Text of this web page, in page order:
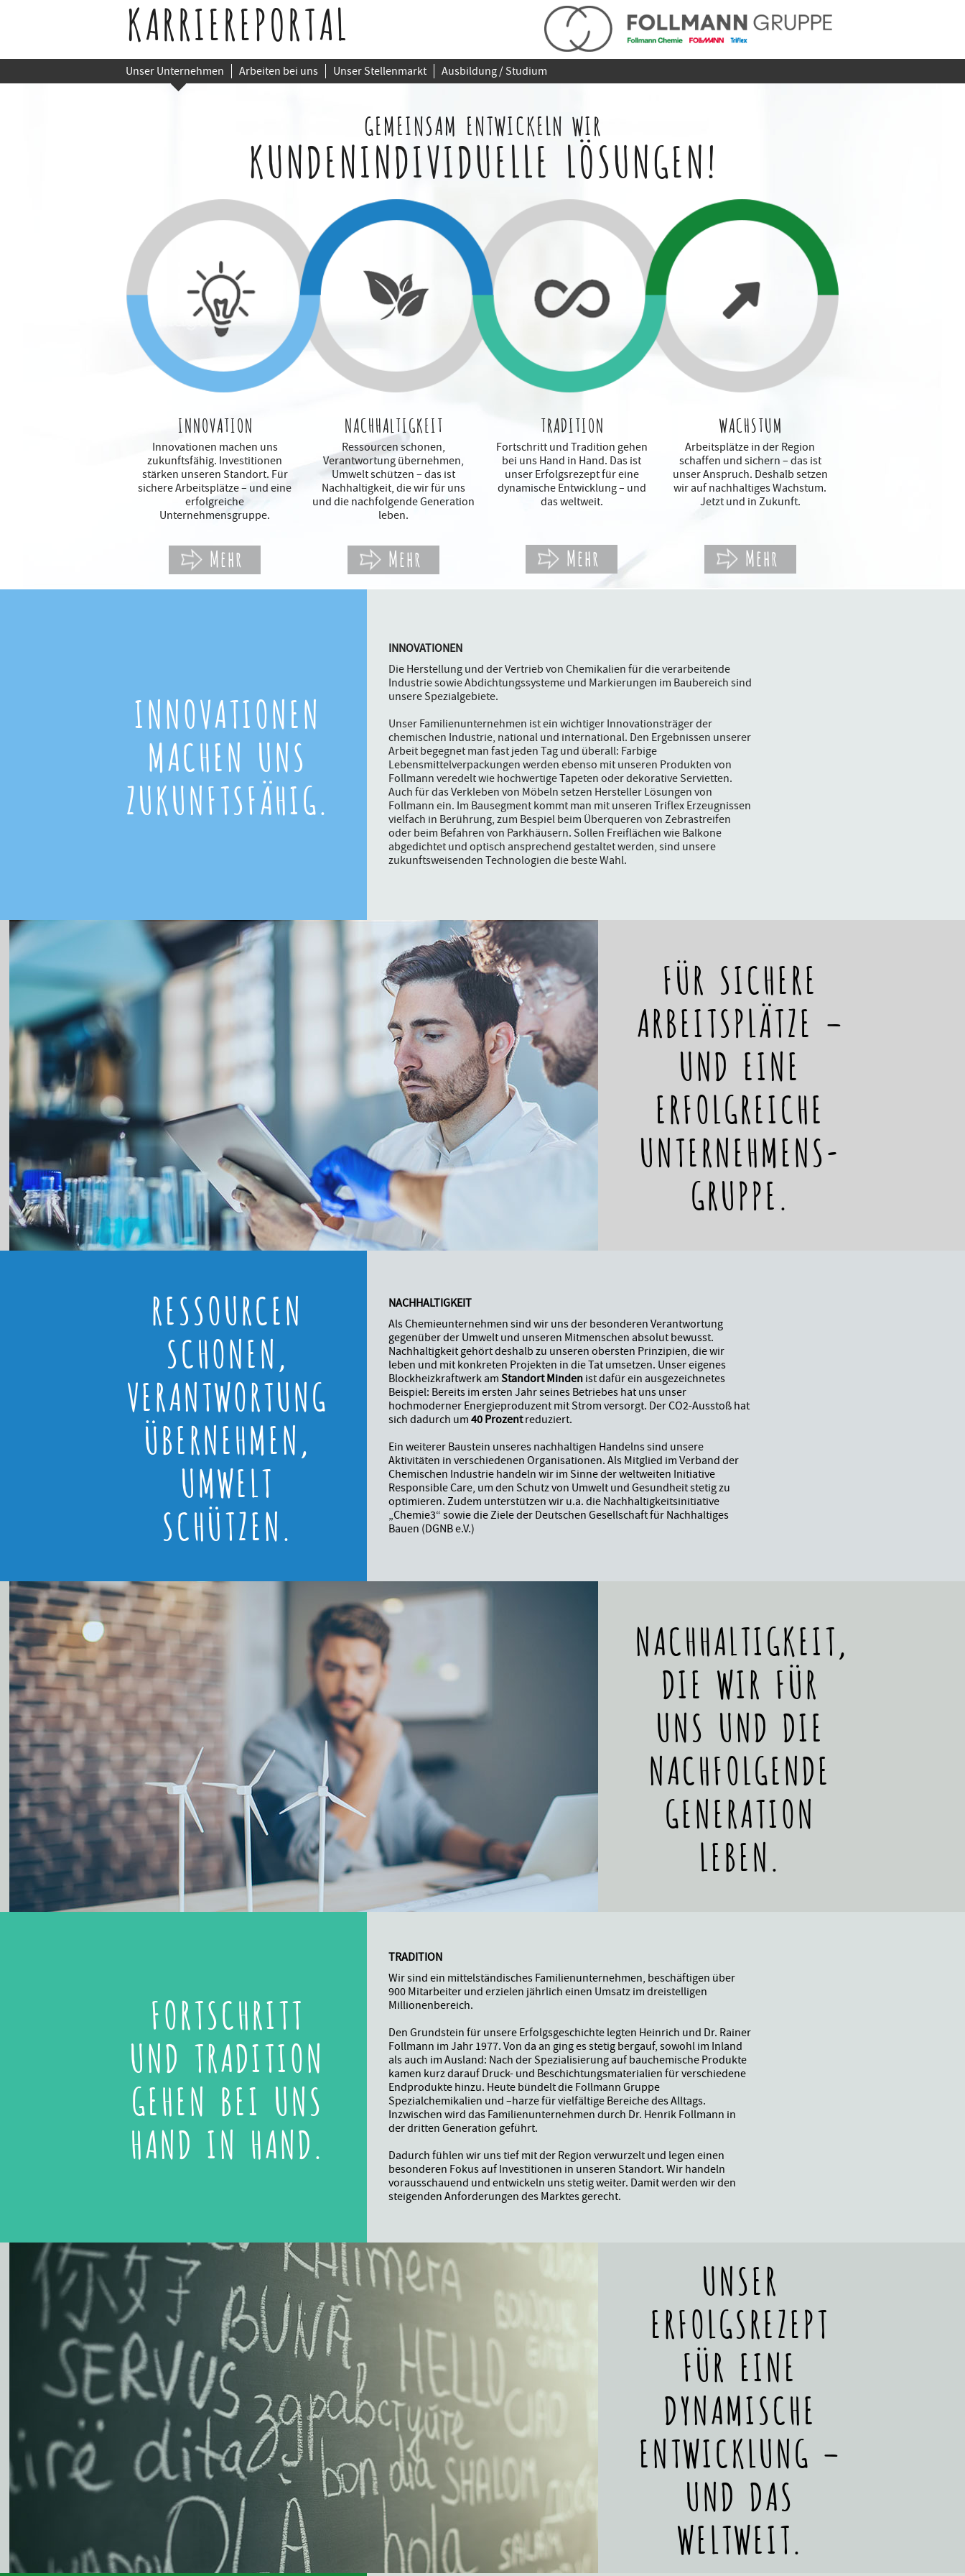
KARRIEREPORTAL
Unser Unternehmen Arbeiten bei uns Unser Stellenmarkt Ausbildung / Studium
GEMEINSAM ENTWICKELN WIR
KUNDENINDIVIDUELLE LÖSUNGEN!
INNOVATION
Innovationen machen uns
zukunftsfähig. Investitionen
stärken unseren Standort. Für
sichere Arbeitsplätze – und eine
erfolgreiche
Unternehmensgruppe.
Mehr
NACHHALTIGKEIT
Ressourcen schonen,
Verantwortung übernehmen,
Umwelt schützen – das ist
Nachhaltigkeit, die wir für uns
und die nachfolgende Generation
leben.
Mehr
TRADITION
Fortschritt und Tradition gehen
bei uns Hand in Hand. Das ist
unser Erfolgsrezept für eine
dynamische Entwicklung – und
das weltweit.
Mehr
WACHSTUM
Arbeitsplätze in der Region
schaffen und sichern – das ist
unser Anspruch. Deshalb setzen
wir auf nachhaltiges Wachstum.
Jetzt und in Zukunft.
Mehr
INNOVATIONEN
MACHEN UNS
ZUKUNFTSFÄHIG.
INNOVATIONEN
Die Herstellung und der Vertrieb von Chemikalien für die verarbeitende
Industrie sowie Abdichtungssysteme und Markierungen im Baubereich sind
unsere Spezialgebiete.
Unser Familienunternehmen ist ein wichtiger Innovationsträger der
chemischen Industrie, national und international. Den Ergebnissen unserer
Arbeit begegnet man fast jeden Tag und überall: Farbige
Lebensmittelverpackungen werden ebenso mit unseren Produkten von
Follmann veredelt wie hochwertige Tapeten oder dekorative Servietten.
Auch für das Verkleben von Möbeln setzen Hersteller Lösungen von
Follmann ein. Im Bausegment kommt man mit unseren Triflex Erzeugnissen
vielfach in Berührung, zum Bespiel beim Überqueren von Zebrastreifen
oder beim Befahren von Parkhäusern. Sollen Freiflächen wie Balkone
abgedichtet und optisch ansprechend gestaltet werden, sind unsere
zukunftsweisenden Technologien die beste Wahl.
FÜR SICHERE
ARBEITSPLÄTZE –
UND EINE
ERFOLGREICHE
UNTERNEHMENS-
GRUPPE.
RESSOURCEN
SCHONEN,
VERANTWORTUNG
ÜBERNEHMEN,
UMWELT
SCHÜTZEN.
NACHHALTIGKEIT
Als Chemieunternehmen sind wir uns der besonderen Verantwortung
gegenüber der Umwelt und unseren Mitmenschen absolut bewusst.
Nachhaltigkeit gehört deshalb zu unseren obersten Prinzipien, die wir
leben und mit konkreten Projekten in die Tat umsetzen. Unser eigenes
Blockheizkraftwerk am Standort Mindenist dafür ein ausgezeichnetes
Beispiel: Bereits im ersten Jahr seines Betriebes hat uns unser
hochmoderner Energieproduzent mit Strom versorgt. Der CO2-Ausstoß hat
sich dadurch um 40 Prozentreduziert.
Ein weiterer Baustein unseres nachhaltigen Handelns sind unsere
Aktivitäten in verschiedenen Organisationen. Als Mitglied im Verband der
Chemischen Industrie handeln wir im Sinne der weltweiten Initiative
Responsible Care, um den Schutz von Umwelt und Gesundheit stetig zu
optimieren. Zudem unterstützen wir u.a. die Nachhaltigkeitsinitiative
„Chemie3“ sowie die Ziele der Deutschen Gesellschaft für Nachhaltiges
Bauen (DGNB e.V.)
NACHHALTIGKEIT,
DIE WIR FÜR
UNS UND DIE
NACHFOLGENDE
GENERATION
LEBEN.
FORTSCHRITT
UND TRADITION
GEHEN BEI UNS
HAND IN HAND.
TRADITION
Wir sind ein mittelständisches Familienunternehmen, beschäftigen über
900 Mitarbeiter und erzielen jährlich einen Umsatz im dreistelligen
Millionenbereich.
Den Grundstein für unsere Erfolgsgeschichte legten Heinrich und Dr. Rainer
Follmann im Jahr 1977. Von da an ging es stetig bergauf, sowohl im Inland
als auch im Ausland: Nach der Spezialisierung auf bauchemische Produkte
kamen kurz darauf Druck- und Beschichtungsmaterialien für verschiedene
Endprodukte hinzu. Heute bündelt die Follmann Gruppe
Spezialchemikalien und –harze für vielfältige Bereiche des Alltags.
Inzwischen wird das Familienunternehmen durch Dr. Henrik Follmann in
der dritten Generation geführt.
Dadurch fühlen wir uns tief mit der Region verwurzelt und legen einen
besonderen Fokus auf Investitionen in unseren Standort. Wir handeln
vorausschauend und entwickeln uns stetig weiter. Damit werden wir den
steigenden Anforderungen des Marktes gerecht.
UNSER
ERFOLGSREZEPT
FÜR EINE
DYNAMISCHE
ENTWICKLUNG –
UND DAS
WELTWEIT.